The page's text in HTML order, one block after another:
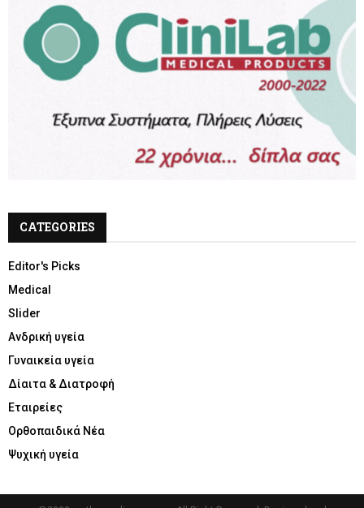
CATEGORIES
Editor's Picks
Medical
Slider
Ανδρική υγεία
Γυναικεία υγεία
Δίαιτα & Διατροφή
Εταιρείες
Ορθοπαιδικά Νέα
Ψυχική υγεία